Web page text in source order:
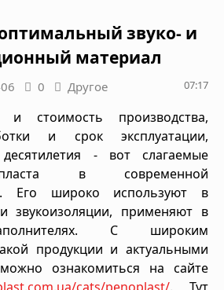
звуко- и
материал
0 Другое 07:17
стоимость производства,
и срок эксплуатации,
- вот слагаемые
в современной
Его широко используют в
звукоизоляции, применяют в
С широким
продукции и актуальными
ознакомиться на сайте